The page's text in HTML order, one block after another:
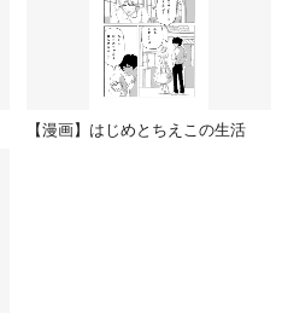
【漫画】はじめとちえこの生活